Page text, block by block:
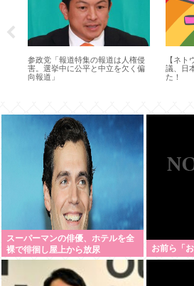
参政党「報道特集の報道は人権侵
害。選挙中に公平と中立を欠く偏
向報道」
【ネト
議、日
た！
スーパーマンの俳優、ホテルを全
裸で徘徊し屋上から放尿
お前ら「